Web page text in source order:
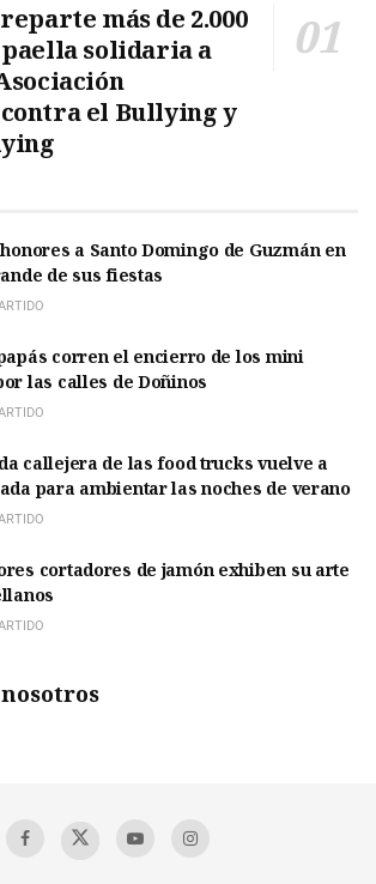
más de 2.000
solidaria a
el Bullying y
a Santo Domingo de Guzmán en
de sus fiestas
corren el encierro de los mini
las calles de Doñinos
callejera de las food trucks vuelve a
para ambientar las noches de verano
cortadores de jamón exhiben su arte